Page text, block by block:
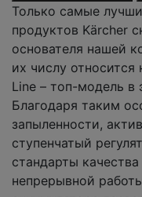
Только самые
продуктов Kärcher
основателя нашей
их числу
Line – топ-модель в
Благодаря таким
запыленности,
ступенчатый
стандарты
непрерывной